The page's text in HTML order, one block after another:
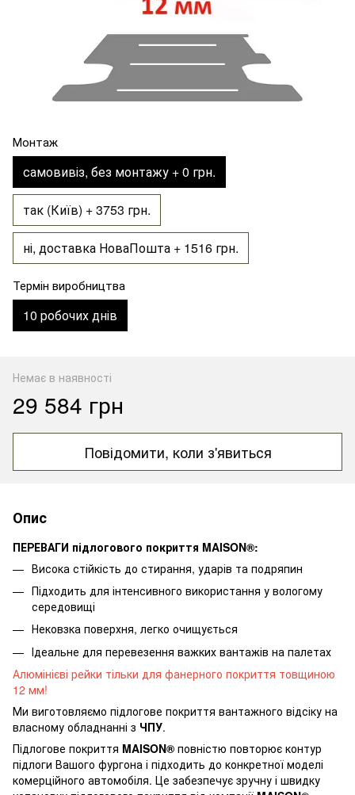
Монтаж
самовивіз, без монтажу + 0 грн.
так (Київ) + 3753 грн.
ні, доставка НоваПошта + 1516 грн.
Термін виробництва
10 робочих днів
Немає в наявності
29 584 грн
Повідомити, коли з'явиться
Опис
ПЕРЕВАГИ підлогового покриття MAISON®:
Висока стійкість до стирання, ударів та подряпин
Підходить для інтенсивного використання у вологому
середовищі
Нековзка поверхня, легко очищується
Ідеальне для перевезення важких вантажів на палетах
Алюмінієві рейки тільки для фанерного покриття товщиною
12 мм!
Ми виготовляємо підлогове покриття вантажного відсіку на
власному обладнанні з ЧПУ.
Підлогове покриття MAISON® повністю повторює контур
підлоги Вашого фургона і підходить до конкретної моделі
комерційного автомобіля. Це забезпечує зручну і швидку